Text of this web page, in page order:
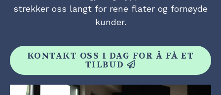
strekker oss langt for rene flater og fornøyde
kunder.
KONTAKT OSS I DAG FOR Å FÅ ET
TILBUD